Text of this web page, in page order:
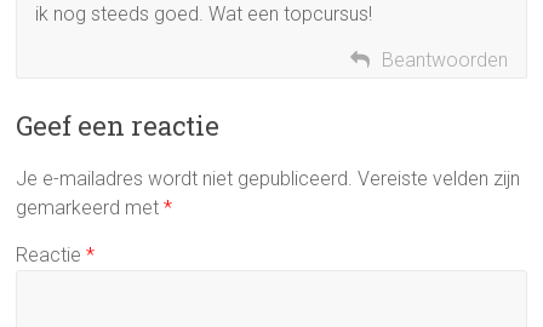
ik nog steeds goed. Wat een topcursus!
Beantwoorden
Geef een reactie
Je e-mailadres wordt niet gepubliceerd. Vereiste velden zijn
gemarkeerd met*
Reactie*